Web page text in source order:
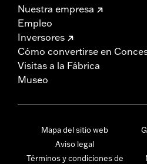
Nuestra empresa
Empleo
Inversores
Cómo convertirse en
Visitas a la Fábrica
Museo
Mapa del sitio web
Aviso legal
Términos y condiciones de